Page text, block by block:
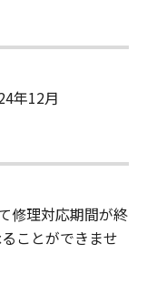
年12月
修理対応期間が終
ことができませ